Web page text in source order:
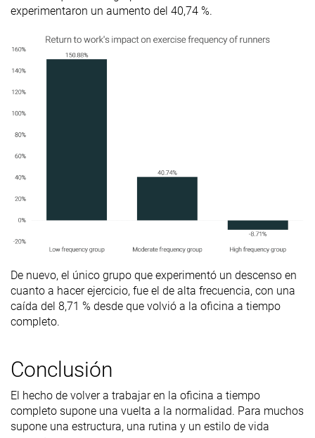
experimentaron un aumento del 40,74 %.
De nuevo, el único grupo que experimentó un descenso en
cuanto a hacer ejercicio, fue el de alta frecuencia, con una
caída del 8,71 % desde que volvió a la oficina a tiempo
completo.
Conclusión
El hecho de volver a trabajar en la oficina a tiempo
completo supone una vuelta a la normalidad. Para muchos
supone una estructura, una rutina y un estilo de vida